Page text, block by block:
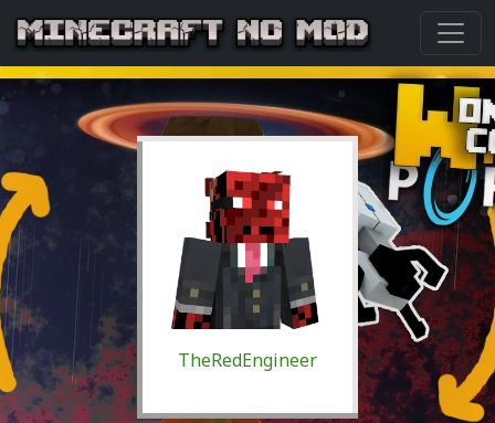
TheRedEngineer